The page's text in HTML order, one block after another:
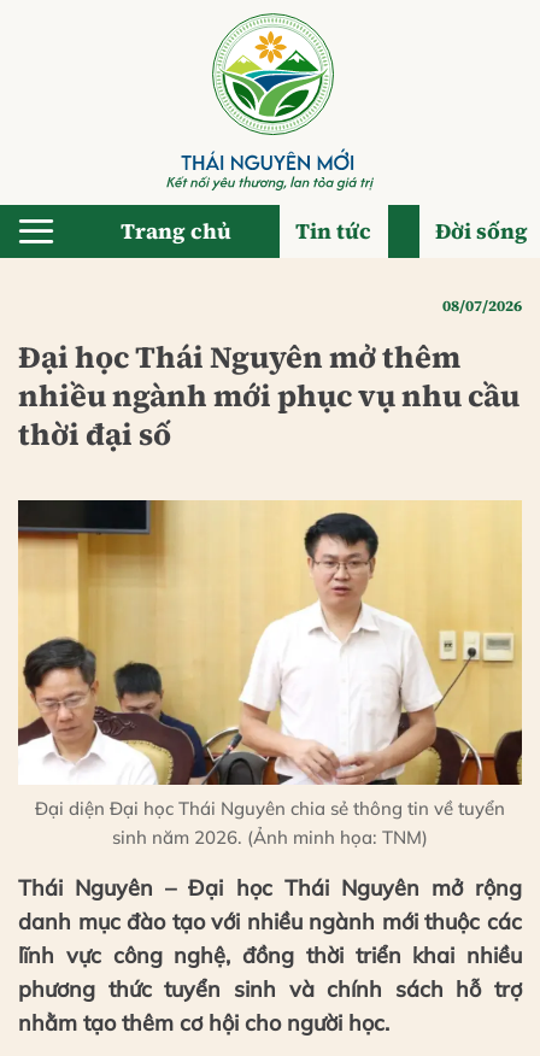
Trang chủ Tin tức Đời sống
08/07/2026
Đại học Thái Nguyên mở thêm
nhiều ngành mới phục vụ nhu cầu
thời đại số
Đại diện Đại học Thái Nguyên chia sẻ thông tin về tuyển
sinh năm 2026. (Ảnh minh họa: TNM)
Thái Nguyên – Đại học Thái Nguyên mở rộng
danh mục đào tạo với nhiều ngành mới thuộc các
lĩnh vực công nghệ, đồng thời triển khai nhiều
phương thức tuyển sinh và chính sách hỗ trợ
nhằm tạo thêm cơ hội cho người học.